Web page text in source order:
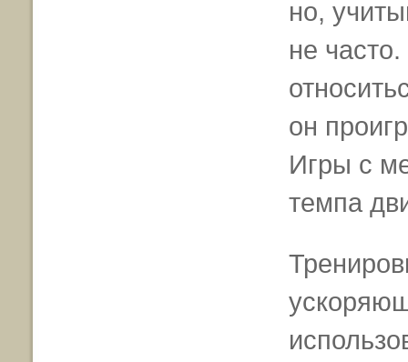
но,
не
он
Игры с
темпа